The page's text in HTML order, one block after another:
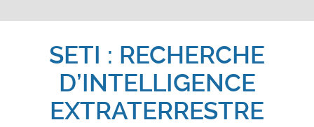
SETI : RECHERCHE
D’INTELLIGENCE
EXTRATERRESTRE